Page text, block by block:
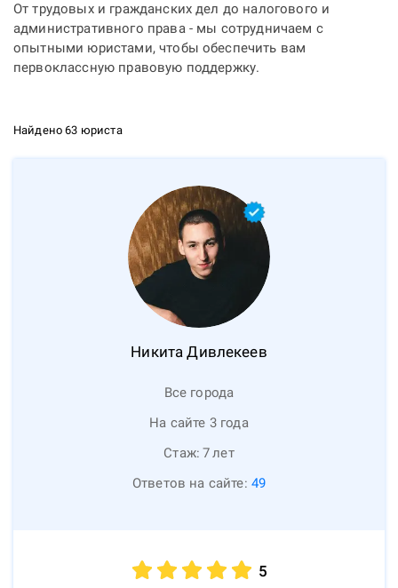
От трудовых и гражданских дел до налогового и
административного права - мы сотрудничаем с
опытными юристами, чтобы обеспечить вам
первоклассную правовую поддержку.
Найдено 63 юриста
Никита Дивлекеев
Все города
На сайте 3 года
Стаж: 7лет
Ответов на сайте: 49
5